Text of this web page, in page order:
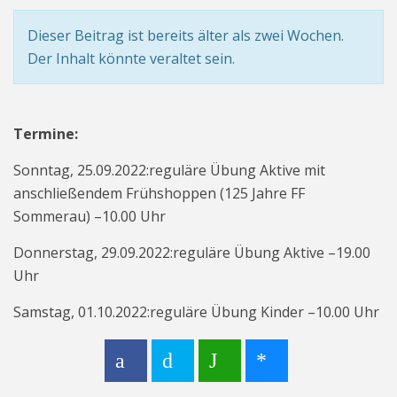
Dieser Beitrag ist bereits älter als zwei Wochen.
Der Inhalt könnte veraltet sein.
Termine:
Sonntag, 25.09.2022:reguläre Übung Aktive mit
anschließendem Frühshoppen (125 Jahre FF
Sommerau) –10.00 Uhr
Donnerstag, 29.09.2022:reguläre Übung Aktive –19.00
Uhr
Samstag, 01.10.2022:reguläre Übung Kinder –10.00 Uhr